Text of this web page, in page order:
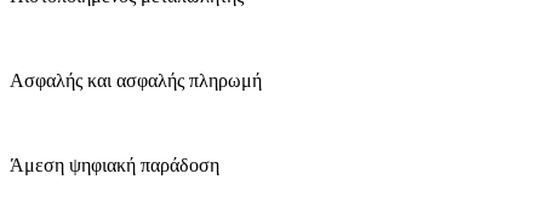
Ασφαλής και ασφαλής πληρωμή
Άμεση ψηφιακή παράδοση